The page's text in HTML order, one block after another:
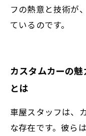
フの熱意と技術が
ているのです。
カスタムカーの
とは
車屋スタッフは、
な存在です。彼ら